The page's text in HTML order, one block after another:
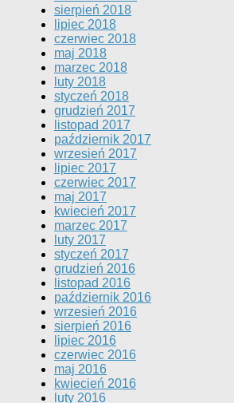
sierpień 2018
lipiec 2018
czerwiec 2018
maj 2018
marzec 2018
luty 2018
styczeń 2018
grudzień 2017
listopad 2017
październik 2017
wrzesień 2017
lipiec 2017
czerwiec 2017
maj 2017
kwiecień 2017
marzec 2017
luty 2017
styczeń 2017
grudzień 2016
listopad 2016
październik 2016
wrzesień 2016
sierpień 2016
lipiec 2016
czerwiec 2016
maj 2016
kwiecień 2016
luty 2016